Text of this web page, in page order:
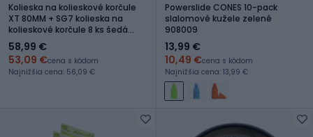
Kolieska na kolieskové korčule
XT 80MM + SG7 kolieska na
kolieskové korčule 8 ks šedá
06953500080
58,99 €
53,09 €cena s kódom
Najnižšia cena: 56,09 €
Powerslide CONES 10-pack
slalomové kužele zelené
908009
13,99 €
10,49 €cena s kódom
Najnižšia cena: 13,99 €